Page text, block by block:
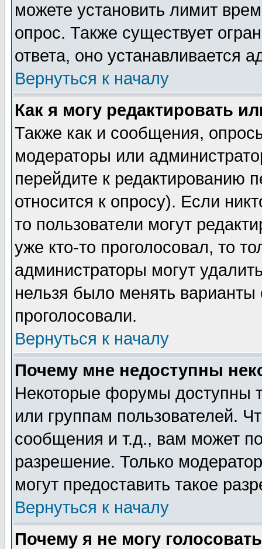
можете установить лимит
опрос. Также существует
ответа, оно устанавливается
Вернуться к началу
Как я могу редактировать
Также как и сообщения,
модераторы или
перейдите к редактированию
относится к опросу). Если
то пользователи могут
уже кто-то проголосовал, то
администраторы могут
нельзя было менять
проголосовали.
Вернуться к началу
Почему мне недоступны
Некоторые форумы доступны
или группам пользователей.
сообщения и т.д., вам может
разрешение. Только
могут предоставить такое
Вернуться к началу
Почему я не могу